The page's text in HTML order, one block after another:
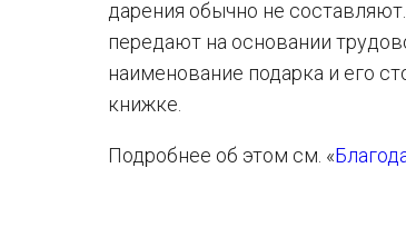
дарения обычно не
передают на основании
наименование подарка и его
книжке.
Подробнее об этом см. «